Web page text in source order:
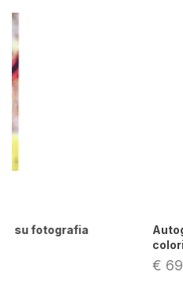
Autografo di Alessandro